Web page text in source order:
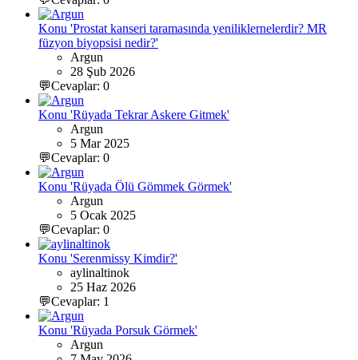
Konu 'Prostat kanseri taramasında yeniliklernelerdir? MR
füzyon biyopsisi nedir?'
Argun
28 Şub 2026
💬Cevaplar: 0
Konu 'Rüyada Tekrar Askere Gitmek'
Argun
5 Mar 2025
💬Cevaplar: 0
Konu 'Rüyada Ölü Gömmek Görmek'
Argun
5 Ocak 2025
💬Cevaplar: 0
Konu 'Serenmissy Kimdir?'
aylinaltinok
25 Haz 2026
💬Cevaplar: 1
Konu 'Rüyada Porsuk Görmek'
Argun